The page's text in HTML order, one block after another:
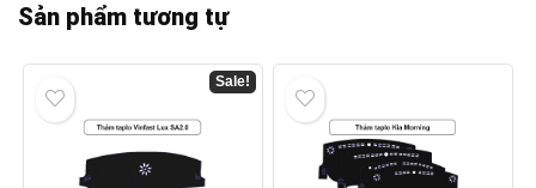
Sản phẩm tương tự
Sale!